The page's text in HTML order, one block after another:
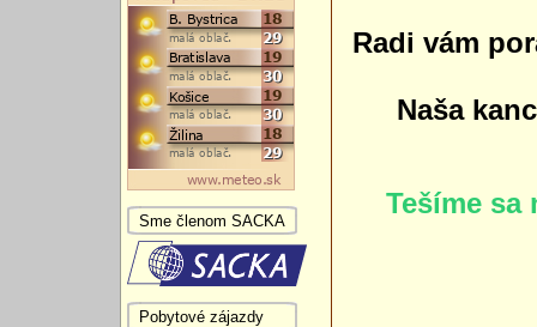
Radi vám
Naša
Tešíme sa
Sme členom SACKA
Pobytové zájazdy